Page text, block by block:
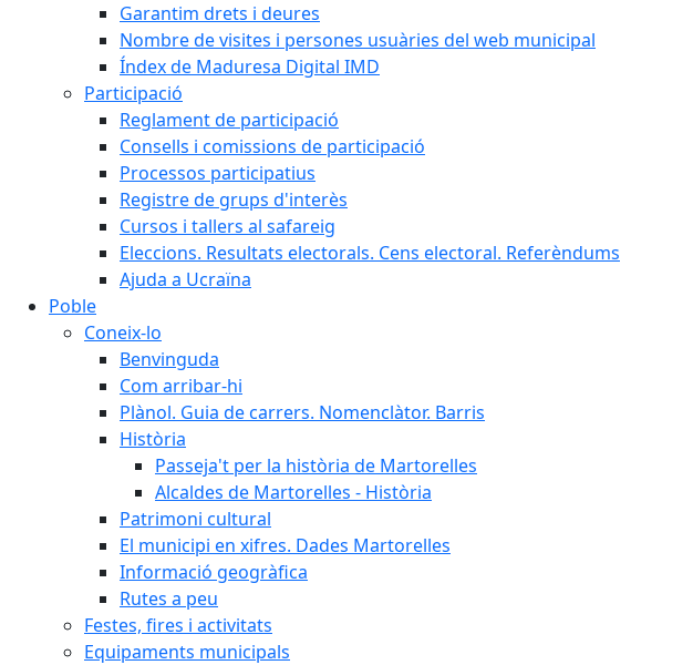
Garantim drets i deures
Nombre de visites i persones usuàries del web municipal
Índex de Maduresa Digital IMD
Participació
Reglament de participació
Consells i comissions de participació
Processos participatius
Registre de grups d'interès
Cursos i tallers al safareig
Eleccions. Resultats electorals. Cens electoral. Referèndums
Ajuda a Ucraïna
Poble
Coneix-lo
Benvinguda
Com arribar-hi
Plànol. Guia de carrers. Nomenclàtor. Barris
Història
Passeja't per la història de Martorelles
Alcaldes de Martorelles - Història
Patrimoni cultural
El municipi en xifres. Dades Martorelles
Informació geogràfica
Rutes a peu
Festes, fires i activitats
Equipaments municipals